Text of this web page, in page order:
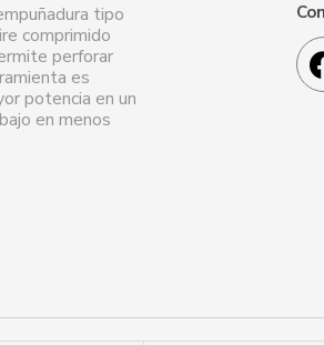
tipo
comprimido
perforar
es
potencia en un
en menos